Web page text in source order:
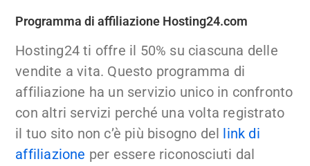
Programma di affiliazione Hosting24.com
Hosting24 ti offre il 50% su ciascuna delle
vendite a vita. Questo programma di
affiliazione ha un servizio unico in confronto
con altri servizi perché una volta registrato
il tuo sito non c’è più bisogno del link di
affiliazione per essere riconosciuti dal